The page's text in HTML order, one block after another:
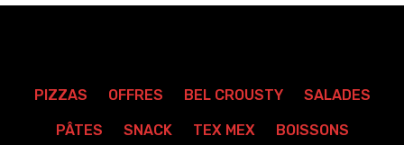
PIZZAS OFFRES BEL CROUSTY SALADES
PÂTES SNACK TEX MEX BOISSONS